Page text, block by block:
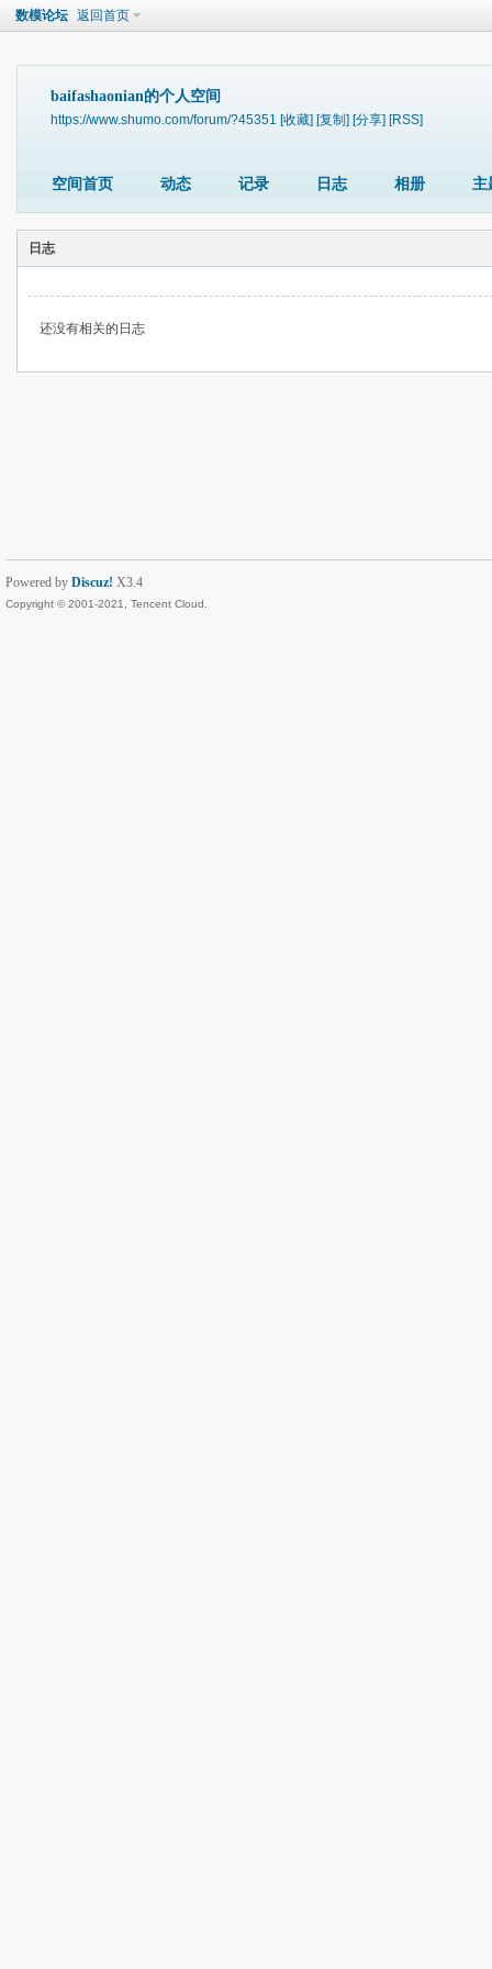
数模论坛 返回首页
baifashaonian的个人空间
https://www.shumo.com/forum/?45351 [收藏] [复制] [分享] [RSS]
空间首页 动态 记录 日志 相册 主
日志
还没有相关的日志
Powered by Discuz! X3.4
Copyright © 2001-2021, Tencent Cloud.